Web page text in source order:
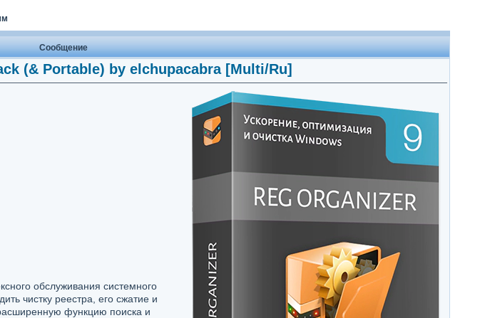
Сообщение
(& Portable) by elchupacabra [Multi/Ru]
обслуживания системного
чистку реестра, его сжатие и
функцию поиска и